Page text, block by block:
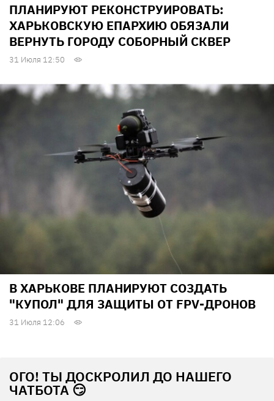
ПЛАНИРУЮТ РЕКОНСТРУИРОВАТЬ:
ХАРЬКОВСКУЮ ЕПАРХИЮ ОБЯЗАЛИ
ВЕРНУТЬ ГОРОДУ СОБОРНЫЙ СКВЕР
31 Июля 12:50
В ХАРЬКОВЕ ПЛАНИРУЮТ СОЗДАТЬ
"КУПОЛ" ДЛЯ ЗАЩИТЫ ОТ FPV-ДРОНОВ
31 Июля 12:06
ОГО! ТЫ ДОСКРОЛИЛ ДО НАШЕГО
ЧАТБОТА 😏